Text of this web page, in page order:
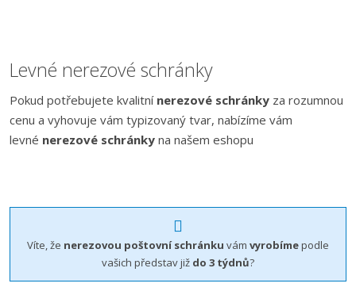
Levné nerezové schránky
Pokud potřebujete kvalitní nerezové schránky za rozumnou
cenu a vyhovuje vám typizovaný tvar, nabízíme vám
levné nerezové schránky na našem eshopu
Víte, že nerezovou poštovní schránku vám vyrobímepodle
vašich představ již do 3 týdnů?